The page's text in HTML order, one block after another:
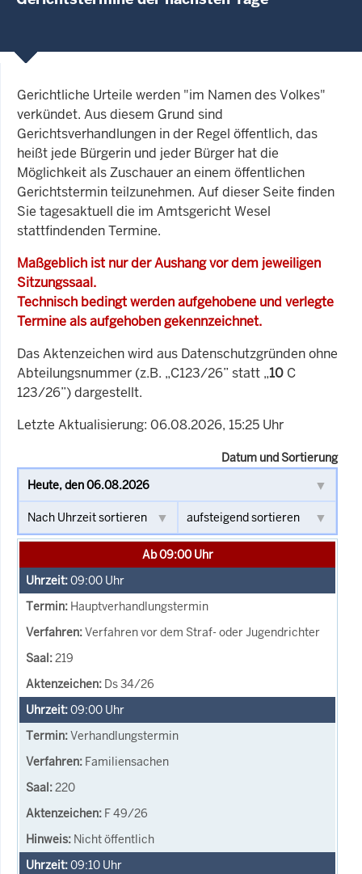
Gerichtliche Urteile werden "im Namen des Volkes"
verkündet. Aus diesem Grund sind
Gerichtsverhandlungen in der Regel öffentlich, das
heißt jede Bürgerin und jeder Bürger hat die
Möglichkeit als Zuschauer an einem öffentlichen
Gerichtstermin teilzunehmen. Auf dieser Seite finden
Sie tagesaktuell die im Amtsgericht Wesel
stattfindenden Termine.
Maßgeblich ist nur der Aushang vor dem jeweiligen
Sitzungssaal.
Technisch bedingt werden aufgehobene und verlegte
Termine als aufgehoben gekennzeichnet.
Das Aktenzeichen wird aus Datenschutzgründen ohne
Abteilungsnummer (z.B. „C123/26” statt „10 C
123/26”) dargestellt.
Letzte Aktualisierung: 06.08.2026, 15:25 Uhr
Datum und Sortierung
Ab 09:00 Uhr
09:00 Uhr
Hauptverhandlungstermin
Verfahren vor dem Straf- oder Jugendrichter
219
Ds 34/26
09:00 Uhr
Verhandlungstermin
Familiensachen
220
F 49/26
Nicht öffentlich
09:10 Uhr